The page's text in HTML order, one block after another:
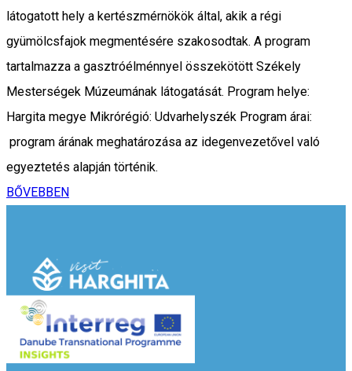
látogatott hely a kertészmérnökök által, akik a régi
gyümölcsfajok megmentésére szakosodtak. A program
tartalmazza a gasztróélménnyel összekötött Székely
Mesterségek Múzeumának látogatását. Program helye:
Hargita megye Mikrórégió: Udvarhelyszék Program árai:
program árának meghatározása az idegenvezetővel való
egyeztetés alapján történik.
BŐVEBBEN